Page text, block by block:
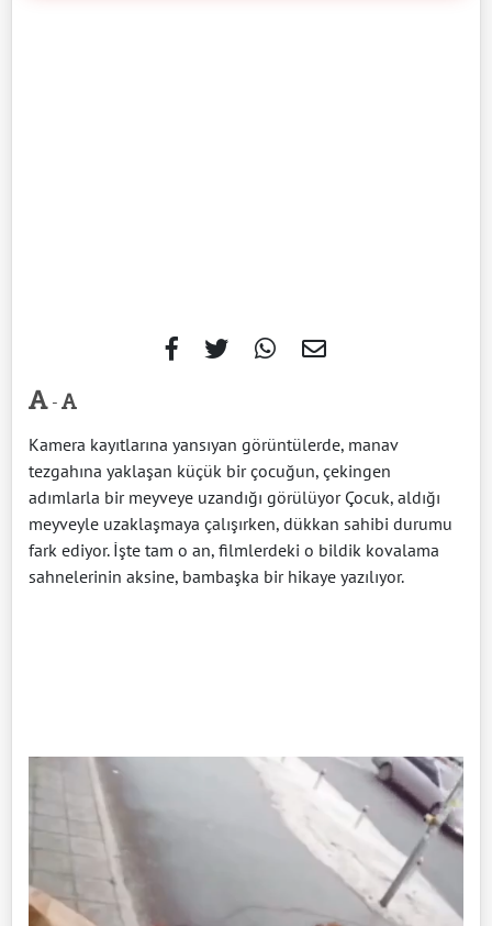
-
Kamera kayıtlarına yansıyan görüntülerde, manav
tezgahına yaklaşan küçük bir çocuğun, çekingen
adımlarla bir meyveye uzandığı görülüyor Çocuk, aldığı
meyveyle uzaklaşmaya çalışırken, dükkan sahibi durumu
fark ediyor. İşte tam o an, filmlerdeki o bildik kovalama
sahnelerinin aksine, bambaşka bir hikaye yazılıyor.